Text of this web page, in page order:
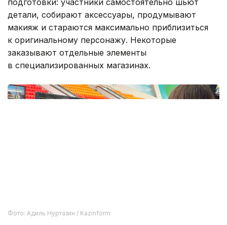
подготовки: участники самостоятельно шьют
детали, собирают аксессуары, продумывают
макияж и стараются максимально приблизиться
к оригинальному персонажу. Некоторые
заказывают отдельные элементы
в специализированных магазинах.
Фото: Адиль Нуртазин / Kazinform